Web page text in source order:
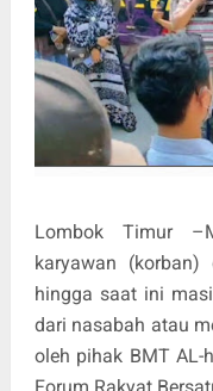
Lombok Timur
karyawan
hingga saat ini
dari nasabah atau
oleh pihak BMT AL-
Forum Rakyat